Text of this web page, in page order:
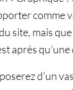
comme
site, mais que
après
d’un